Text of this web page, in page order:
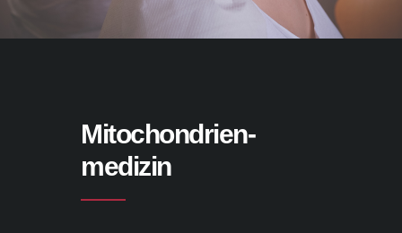
Mitochondrien-
medizin